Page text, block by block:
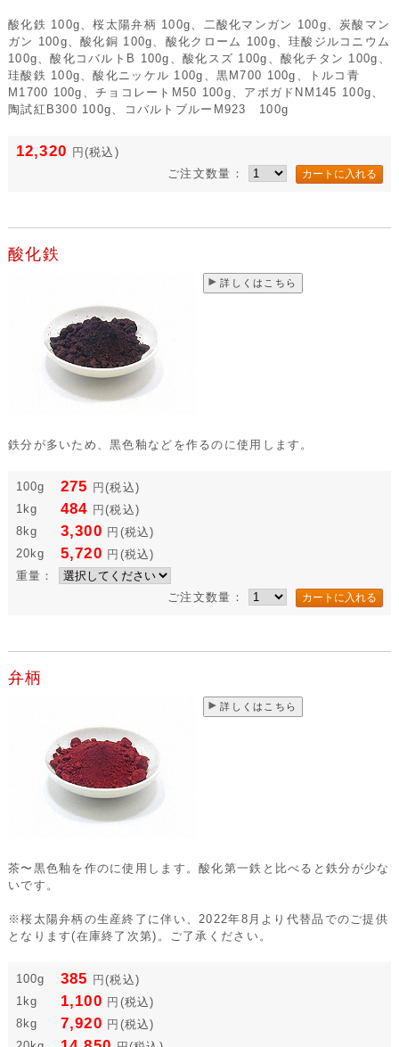
酸化鉄 100g、桜太陽弁柄 100g、二酸化マンガン 100g、炭酸マン
ガン 100g、酸化銅 100g、酸化クローム 100g、珪酸ジルコニウム
100g、酸化コバルトB 100g、酸化スズ 100g、酸化チタン 100g、
珪酸鉄 100g、酸化ニッケル 100g、黒M700 100g、トルコ青
M1700 100g、チョコレートM50 100g、アボガドNM145 100g、
陶試紅B300 100g、コバルトブルーM923 100g
12,320 円 (税込)
ご注文数量：
酸化鉄
詳しくはこちら
鉄分が多いため、黒色釉などを作るのに使用します。
100g 275 円 (税込)
1kg
484 円 (税込)
8kg
3,300 円 (税込)
20kg
5,720 円 (税込)
重量：
ご注文数量：
弁柄
詳しくはこちら
茶〜黒色釉を作のに使用します。酸化第一鉄と比べると鉄分が少な
いです。
※桜太陽弁柄の生産終了に伴い、2022年8月より代替品でのご提供
となります(在庫終了次第)。ご了承ください。
100g 385 円(税込)
1kg
1,100 円 (税込)
8kg
7,920 円 (税込)